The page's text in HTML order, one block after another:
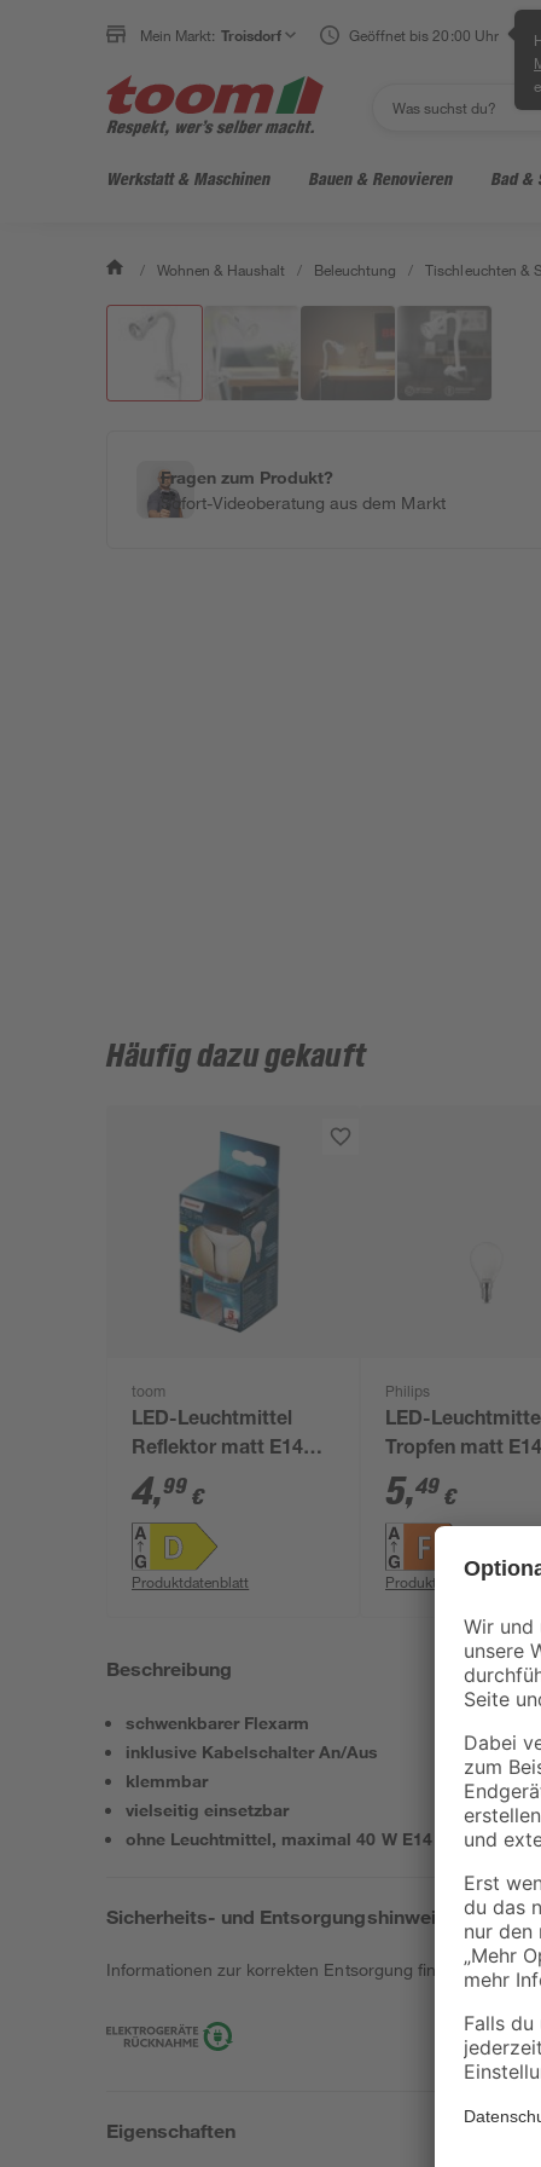
Mein Markt: Troisdorf Geöffnet bis 20:00 Uhr
Werkstatt & Maschinen Bauen & Renovieren Bad &
/ Wohnen & Haushalt / Beleuchtung / Tischleuchten &
Fragen zum Produkt?
Sofort-Videoberatung aus dem Markt
Häufig dazu gekauft
toom
LED-Leuchtmittel
Reflektor matt E14
3,4 W 470 lm
warmweiß
4,99 €
Produktdatenblatt
Philips
LED-
Tropfen matt
W 470 lm
5,49 €
Produktdatenblatt
Beschreibung
schwenkbarer Flexarm
inklusive Kabelschalter An/Aus
klemmbar
vielseitig einsetzbar
ohne Leuchtmittel, maximal 40 W E14
Sicherheits- und Entsorgungshinweise
Informationen zur korrekten Entsorgung findest duhier .
Eigenschaften